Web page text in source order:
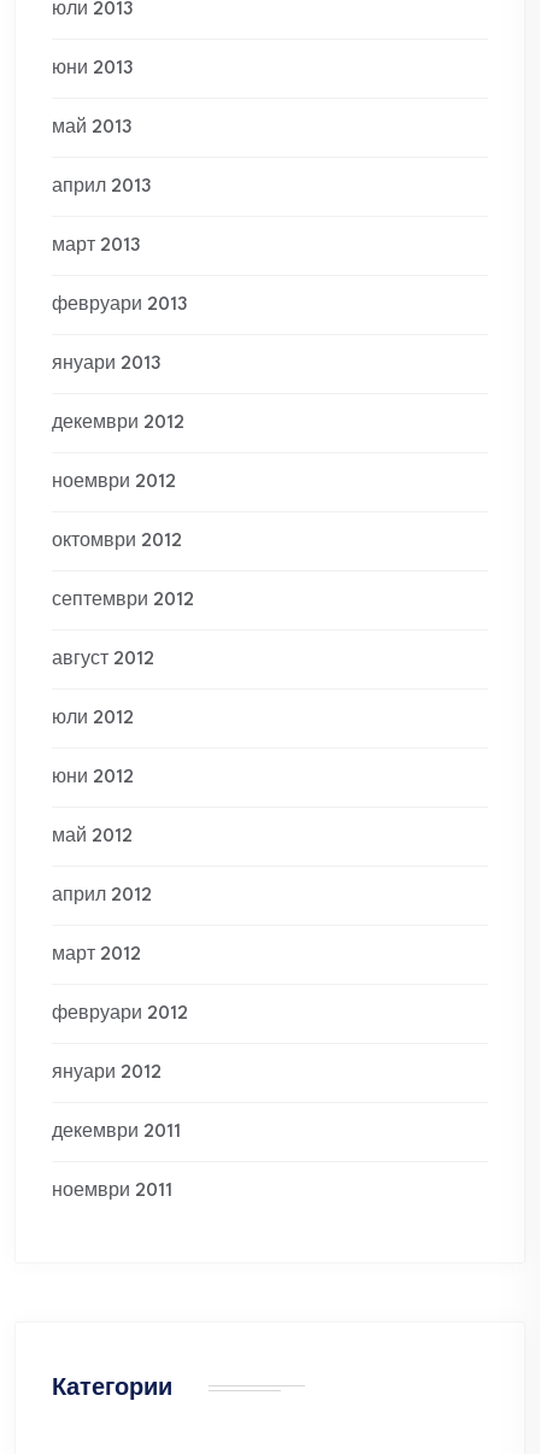
юли 2013
юни 2013
май 2013
април 2013
март 2013
февруари 2013
януари 2013
декември 2012
ноември 2012
октомври 2012
септември 2012
август 2012
юли 2012
юни 2012
май 2012
април 2012
март 2012
февруари 2012
януари 2012
декември 2011
ноември 2011
Категории